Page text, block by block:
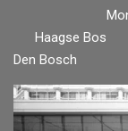
Den Bosch